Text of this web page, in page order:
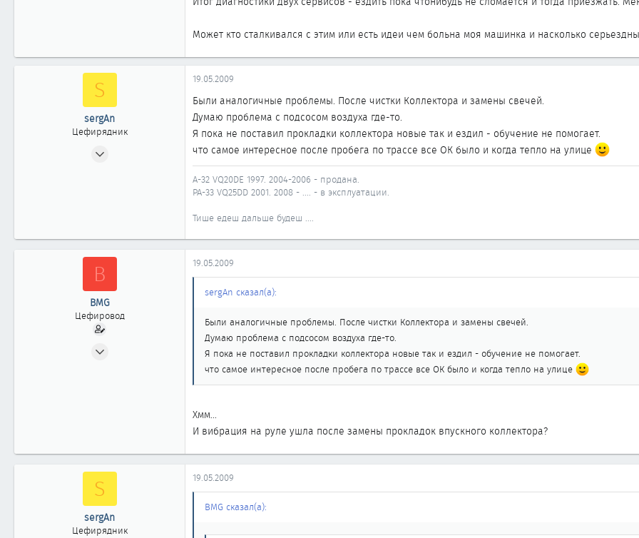
Может кто сталкивался с этим или есть идеи чем больна моя машинка и насколько
S
sergAn
Цефирядник
19.05.2009
Были аналогичные проблемы. После чистки Коллектора и замены свечей.
Думаю проблема с подсосом воздуха где-то.
Я пока не поставил прокладки коллектора новые так и ездил - обучение не помогает.
что самое интересное после пробега по трассе все ОК было и когда тепло на улице
A-32 VQ20DE 1997. 2004-2006 - продана.
PA-33 VQ25DD 2001. 2008 - .... - в эксплуатации.
Тише едеш дальше будеш ....
B
BMG
Цефировод
19.05.2009
sergAn сказал(а):
Были аналогичные проблемы. После чистки Коллектора и замены свечей.
Думаю проблема с подсосом воздуха где-то.
Я пока не поставил прокладки коллектора новые так и ездил - обучение не помогает.
что самое интересное после пробега по трассе все ОК было и когда тепло на улице
Хмм...
И вибрация на руле ушла после замены прокладок впускного коллектора?
S
sergAn
Цефирядник
19.05.2009
BMG сказал(а):